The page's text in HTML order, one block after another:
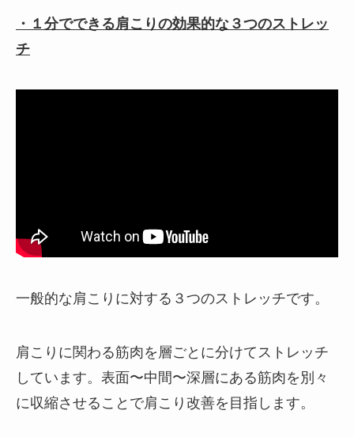
・１分でできる肩こりの効果的な３つのストレッ
チ
一般的な肩こりに対する３つのストレッチです。
肩こりに関わる筋肉を層ごとに分けてストレッチ
しています。表面〜中間〜深層にある筋肉を別々
に収縮させることで肩こり改善を目指します。